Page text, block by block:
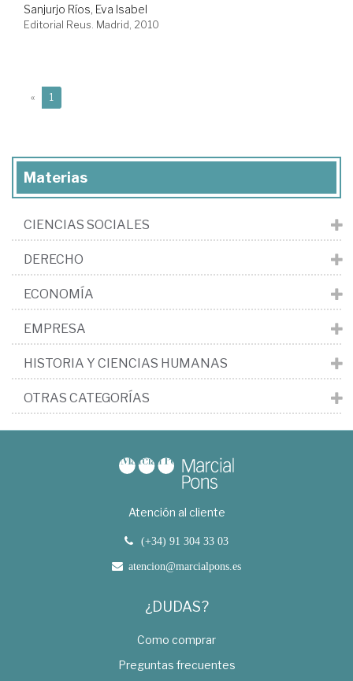
Sanjurjo Ríos, Eva Isabel
Editorial Reus. Madrid, 2010
« 1
Materias
CIENCIAS SOCIALES
DERECHO
ECONOMÍA
EMPRESA
HISTORIA Y CIENCIAS HUMANAS
OTRAS CATEGORÍAS
Atención al cliente
(+34) 91 304 33 03
atencion@marcialpons.es
¿DUDAS?
Como comprar
Preguntas frecuentes